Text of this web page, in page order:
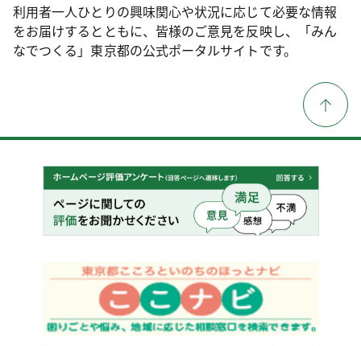
利用者一人ひとりの興味関心や状況に応じて必要な情報
をお届けするとともに、皆様のご意見を反映し、「みん
なでつくる」東京都の公式ポータルサイトです。